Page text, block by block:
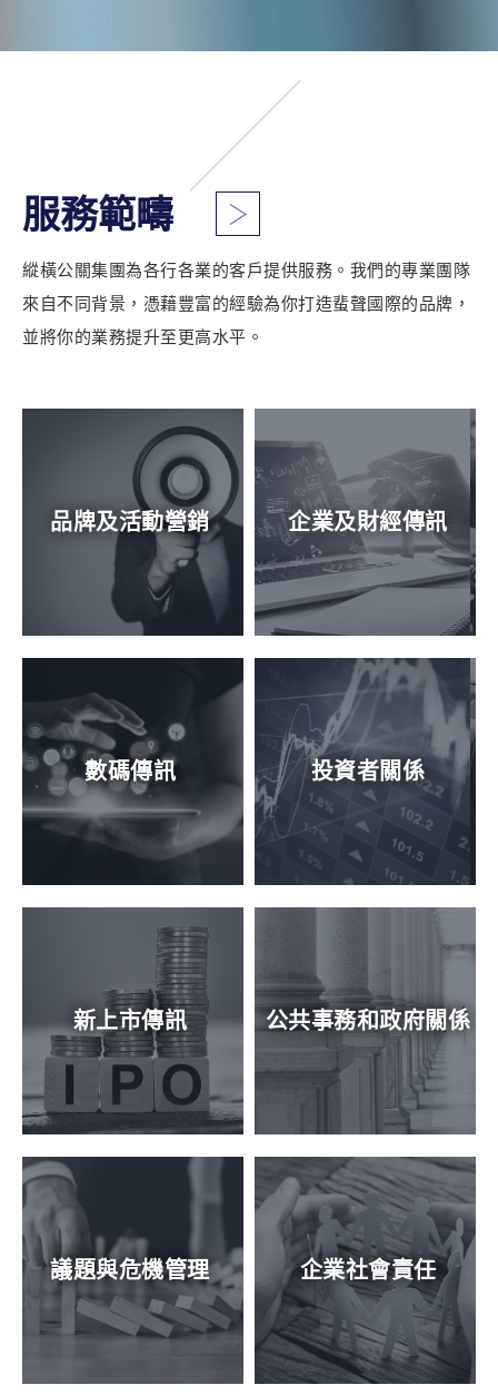
服務範疇
縱橫公關集團為各行各業的客戶提供服務。我們的專業團隊
來自不同背景，憑藉豐富的經驗為你打造蜚聲國際的品牌，
並將你的業務提升至更高水平。
品牌及活動營銷 企業及財經傳訊
數碼傳訊 投資者關係
新上市傳訊 公共事務和政府關係
議題與危機管理 企業社會責任